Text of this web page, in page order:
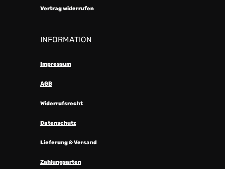
Vertrag widerrufen
INFORMATION
Impressum
AGB
Widerrufsrecht
Datenschutz
Lieferung & Versand
Zahlungsarten